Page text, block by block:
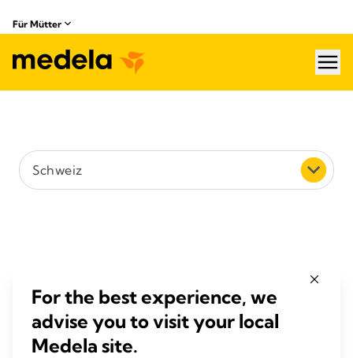
Für Mütter
Schweiz
5 km
Suchen
For the best experience, we
advise you to visit your local
Medela site.